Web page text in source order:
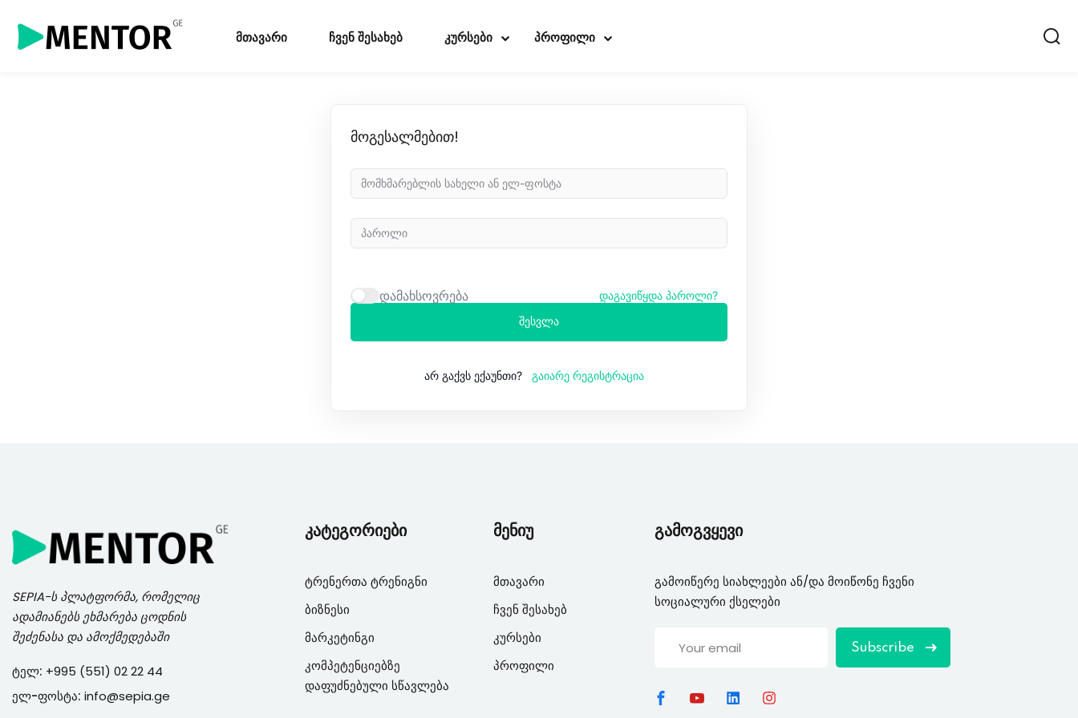
მთავარი ჩვენ შესახებ კურსები პროფილი
მოგესალმებით!
დამახსოვრება დაგავიწყდა პაროლი?
შესვლა
არ გაქვს ექაუნთი? გაიარე რეგისტრაცია
SEPIA-ს პლატფორმა, რომელიც
ადამიანებს ეხმარება ცოდნის
შეძენასა და ამოქმედებაში
ტელ: +995 (551) 02 22 44
ელ-ფოსტა: info@sepia.ge
კატეგორიები
ტრენერთა ტრენიგნი
ბიზნესი
მარკეტინგი
კომპეტენციებზე
დაფუძნებული სწავლება
მენიუ
მთავარი
ჩვენ შესახებ
კურსები
პროფილი
გამოგვყევი
გამოიწერე სიახლეები ან/და მოიწონე ჩვენი
სოციალური ქსელები
Subscribe
Sign in